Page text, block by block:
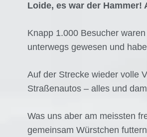
Loide, es war der
Knapp 1.000 Besucher
unterwegs gewesen und
Auf der Strecke wieder volle
Straßenautos – alles und
Was uns aber am meissten
gemeinsam Würstchen